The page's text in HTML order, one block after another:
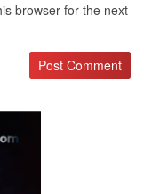
browser for the next